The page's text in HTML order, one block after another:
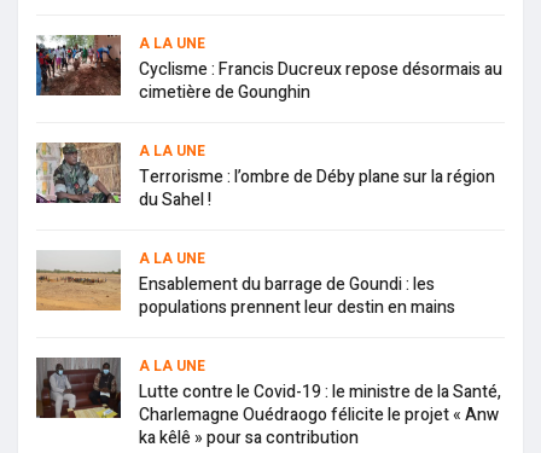
A LA UNE
Cyclisme : Francis Ducreux repose désormais au
cimetière de Gounghin
A LA UNE
Terrorisme : l’ombre de Déby plane sur la région
du Sahel !
A LA UNE
Ensablement du barrage de Goundi : les
populations prennent leur destin en mains
A LA UNE
Lutte contre le Covid-19 : le ministre de la Santé,
Charlemagne Ouédraogo félicite le projet « Anw
ka kêlê » pour sa contribution